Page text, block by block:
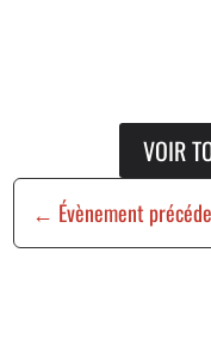
VOIR
← Évènement